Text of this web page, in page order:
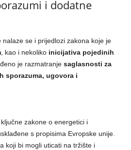
i dodatne
se i prijedlozi zakona koje je
, kao i nekoliko inicijativa pojedinih
je razmatranje saglasnosti za
sporazuma, ugovora i
zakone o energetici i
s propisima Evropske unije.
koji bi mogli uticati na tržište i